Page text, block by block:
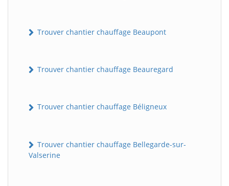
Trouver chantier chauffage Beaupont
Trouver chantier chauffage Beauregard
Trouver chantier chauffage Béligneux
Trouver chantier chauffage Bellegarde-sur-
Valserine